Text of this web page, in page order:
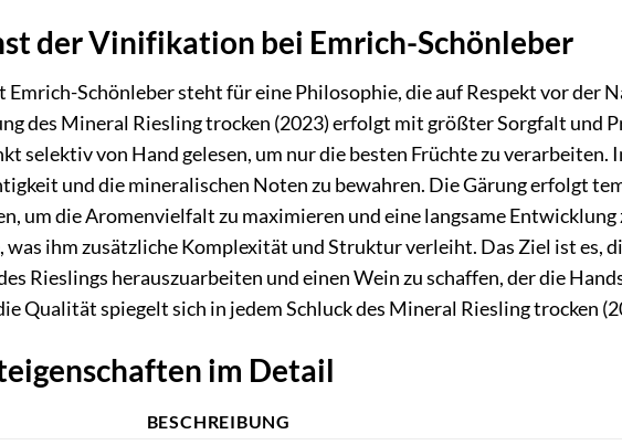
der Vinifikation bei Emrich-Schönleber
Emrich-Schönleber steht für eine Philosophie, die auf Respekt vor der
des Mineral Riesling trocken (2023) erfolgt mit größter Sorgfalt und
selektiv von Hand gelesen, um nur die besten Früchte zu verarbeiten.
und die mineralischen Noten zu bewahren. Die Gärung erfolgt
um die Aromenvielfalt zu maximieren und eine langsame
was ihm zusätzliche Komplexität und Struktur verleiht. Das Ziel ist es,
Rieslings herauszuarbeiten und einen Wein zu schaffen, der die
Qualität spiegelt sich in jedem Schluck des Mineral Riesling trocken
im Detail
BESCHREIBUNG